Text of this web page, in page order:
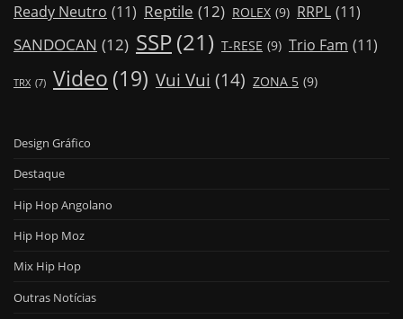
Ready Neutro (11) Reptile (12) ROLEX (9) RRPL (11)
SANDOCAN (12) SSP(21) T-RESE (9) Trio Fam (11)
TRX (7) Video (19) Vui Vui (14) ZONA 5 (9)
Design Gráfico
Destaque
Hip Hop Angolano
Hip Hop Moz
Mix Hip Hop
Outras Notícias